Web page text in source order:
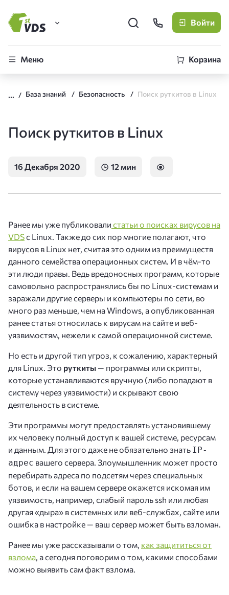
FirstVDS (вы здесь)
CLO
Войти
Меню Корзина
База знаний Безопасность Поиск руткитов в Linux
Поиск руткитов в Linux
16 Декабря 2020 12 мин
Ранее мы уже публиковали статьи о поисках вирусов на
VDSс Linux. Также до сих пор многие полагают, что
вирусов в Linux нет, считая это одним из преимуществ
данного семейства операционных систем. И в чём-то
эти люди правы. Ведь вредоносных программ, которые
самовольно распространялись бы по Linux-системам и
заражали другие серверы и компьютеры по сети, во
много раз меньше, чем на Windows, а опубликованная
ранее статья относилась к вирусам на сайте и веб-
уязвимостям, нежели к самой операционной системе.
Но есть и другой тип угроз, к сожалению, характерный
для Linux. Это руткиты — программы или скрипты,
которые устанавливаются вручную (либо попадают в
систему через уязвимости) и скрывают свою
деятельность в системе.
Эти программы могут предоставлять установившему
их человеку полный доступ к вашей системе, ресурсам
и данным. Для этого даже не обязательно знать IP-
адрес вашего сервера. Злоумышленник может просто
перебирать адреса по подсетям через специальных
ботов, и если на вашем сервере окажется искомая им
уязвимость, например, слабый пароль ssh или любая
другая «дыра» в системных или веб-службах, сайте или
ошибка в настройке — ваш сервер может быть взломан.
Ранее мы уже рассказывали о том, как защититься от
взлома, а сегодня поговорим о том, какими способами
можно выявить сам факт взлома.